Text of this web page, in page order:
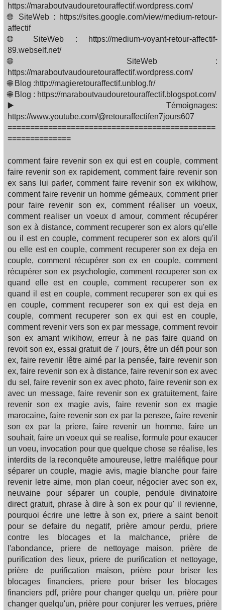
https://maraboutvaudouretouraffectif.wordpress.com/
🌐 SiteWeb : https://sites.google.com/view/medium-retour-
affectif
🌐 SiteWeb : https://medium-voyant-retour-affectif-
89.webself.net/
🌐 SiteWeb :
https://maraboutvaudouretouraffectif.wordpress.com/
🌐 Blog :http://magieretouraffectif.unblog.fr/
🌐 Blog : https://maraboutvaudouretouraffectif.blogspot.com/
▶️ Témoignages:
https://www.youtube.com/@retouraffectifen7jours607
==============================================
==============
comment faire revenir son ex qui est en couple, comment
faire revenir son ex rapidement, comment faire revenir son
ex sans lui parler, comment faire revenir son ex wikihow,
comment faire revenir un homme gémeaux, comment prier
pour faire revenir son ex, comment réaliser un voeux,
comment realiser un voeux d amour, comment récupérer
son ex à distance, comment recuperer son ex alors qu'elle
ou il est en couple, comment recuperer son ex alors qu'il
ou elle est en couple, comment recuperer son ex deja en
couple, comment récupérer son ex en couple, comment
récupérer son ex psychologie, comment recuperer son ex
quand elle est en couple, comment recuperer son ex
quand il est en couple, comment recuperer son ex qui es
en couple, comment recuperer son ex qui est deja en
couple, comment recuperer son ex qui est en couple,
comment revenir vers son ex par message, comment revoir
son ex amant wikihow, erreur à ne pas faire quand on
revoit son ex, essai gratuit de 7 jours, être un défi pour son
ex, faire revenir lêtre aimé par la pensée, faire revenir son
ex, faire revenir son ex à distance, faire revenir son ex avec
du sel, faire revenir son ex avec photo, faire revenir son ex
avec un message, faire revenir son ex gratuitement, faire
revenir son ex magie avis, faire revenir son ex magie
marocaine, faire revenir son ex par la pensee, faire revenir
son ex par la priere, faire revenir un homme, faire un
souhait, faire un voeux qui se realise, formule pour exaucer
un voeu, invocation pour que quelque chose se réalise, les
interdits de la reconquête amoureuse, lettre maléfique pour
séparer un couple, magie avis, magie blanche pour faire
revenir letre aime, mon plan coeur, négocier avec son ex,
neuvaine pour séparer un couple, pendule divinatoire
direct gratuit, phrase à dire à son ex pour qu' il revienne,
pourquoi écrire une lettre à son ex, priere a saint benoit
pour se defaire du negatif, prière amour perdu, priere
contre les blocages et la malchance, prière de
l'abondance, priere de nettoyage maison, prière de
purification des lieux, priere de purification et nettoyage,
prière de purification maison, prière pour briser les
blocages financiers, priere pour briser les blocages
financiers pdf, prière pour changer quelqu un, prière pour
changer quelqu'un, prière pour conjurer les verrues, prière